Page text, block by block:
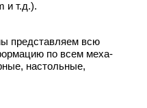
и т.д.).
представляем всю
по всем меха-
настольные,